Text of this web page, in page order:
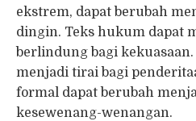
ekstrem, dapat berubah
dingin. Teks hukum dapat
berlindung bagi
menjadi tirai bagi
formal dapat berubah
kesewenang-wenangan.